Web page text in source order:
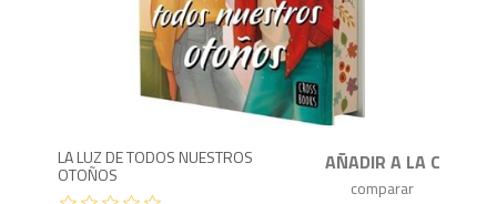
LA LUZ DE TODOS NUESTROS
OTOÑOS